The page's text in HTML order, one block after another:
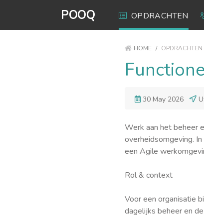
POOQ OPDRACHTEN
HOME / OPDRACHTEN
30 May 2026
Werk aan het beheer
overheidsomgeving.
een Agile
Rol & context
Voor een organisatie
dagelijks beheer en